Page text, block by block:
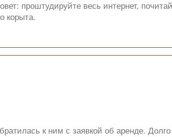
проштудируйте весь интернет,
корыта.
к ним с заявкой об аренде.